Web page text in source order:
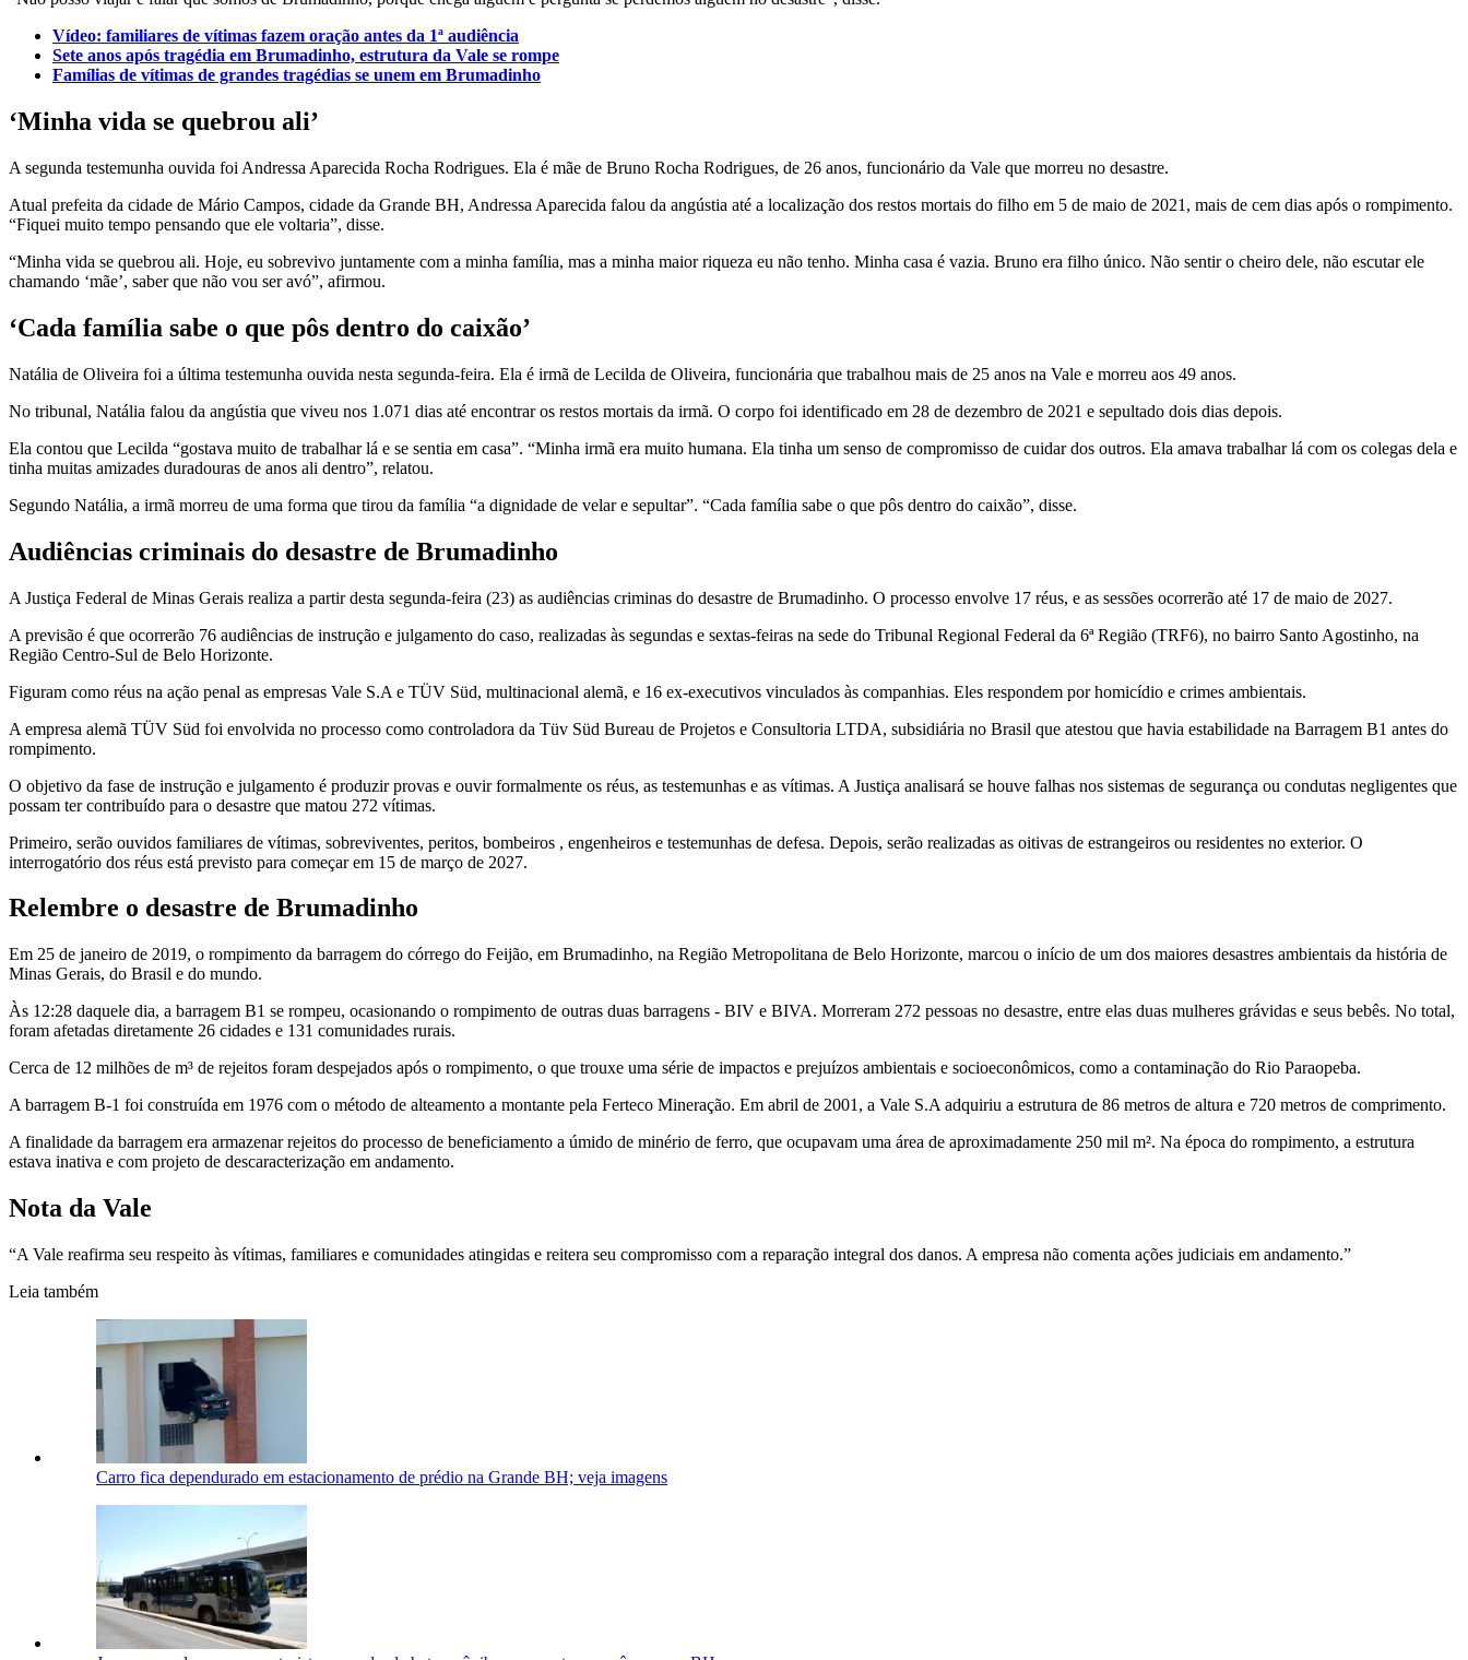
Vídeo: familiares de vítimas fazem oração antes da 1ª audiência
Sete anos após tragédia em Brumadinho, estrutura da Vale se rompe
Famílias de vítimas de grandes tragédias se unem em Brumadinho
‘Minha vida se quebrou ali’
A segunda testemunha ouvida foi Andressa Aparecida Rocha Rodrigues. Ela é mãe de Bruno Rocha Rodrigues, de 26 anos, funcionário da Vale que morreu no desastre.
Atual prefeita da cidade de Mário Campos, cidade da Grande BH, Andressa Aparecida falou da angústia até a localização dos restos mortais do filho em 5 de maio de 2021, mais de cem dias após o rompimento.
“Fiquei muito tempo pensando que ele voltaria”, disse.
“Minha vida se quebrou ali. Hoje, eu sobrevivo juntamente com a minha família, mas a minha maior riqueza eu não tenho. Minha casa é vazia. Bruno era filho único. Não sentir o cheiro dele, não escutar ele
chamando ‘mãe’, saber que não vou ser avó”, afirmou.
‘Cada família sabe o que pôs dentro do caixão’
Natália de Oliveira foi a última testemunha ouvida nesta segunda-feira. Ela é irmã de Lecilda de Oliveira, funcionária que trabalhou mais de 25 anos na Vale e morreu aos 49 anos.
No tribunal, Natália falou da angústia que viveu nos 1.071 dias até encontrar os restos mortais da irmã. O corpo foi identificado em 28 de dezembro de 2021 e sepultado dois dias depois.
Ela contou que Lecilda “gostava muito de trabalhar lá e se sentia em casa”. “Minha irmã era muito humana. Ela tinha um senso de compromisso de cuidar dos outros. Ela amava trabalhar lá com os colegas dela e
tinha muitas amizades duradouras de anos ali dentro”, relatou.
Segundo Natália, a irmã morreu de uma forma que tirou da família “a dignidade de velar e sepultar”. “Cada família sabe o que pôs dentro do caixão”, disse.
Audiências criminais do desastre de Brumadinho
A Justiça Federal de Minas Gerais realiza a partir desta segunda-feira (23) as audiências criminas do desastre de Brumadinho. O processo envolve 17 réus, e as sessões ocorrerão até 17 de maio de 2027.
A previsão é que ocorrerão 76 audiências de instrução e julgamento do caso, realizadas às segundas e sextas-feiras na sede do Tribunal Regional Federal da 6ª Região (TRF6), no bairro Santo Agostinho, na
Região Centro-Sul de Belo Horizonte.
Figuram como réus na ação penal as empresas Vale S.A e TÜV Süd, multinacional alemã, e 16 ex-executivos vinculados às companhias. Eles respondem por homicídio e crimes ambientais.
A empresa alemã TÜV Süd foi envolvida no processo como controladora da Tüv Süd Bureau de Projetos e Consultoria LTDA, subsidiária no Brasil que atestou que havia estabilidade na Barragem B1 antes do
rompimento.
O objetivo da fase de instrução e julgamento é produzir provas e ouvir formalmente os réus, as testemunhas e as vítimas. A Justiça analisará se houve falhas nos sistemas de segurança ou condutas negligentes que
possam ter contribuído para o desastre que matou 272 vítimas.
Primeiro, serão ouvidos familiares de vítimas, sobreviventes, peritos, bombeiros , engenheiros e testemunhas de defesa. Depois, serão realizadas as oitivas de estrangeiros ou residentes no exterior. O
interrogatório dos réus está previsto para começar em 15 de março de 2027.
Relembre o desastre de Brumadinho
Em 25 de janeiro de 2019, o rompimento da barragem do córrego do Feijão, em Brumadinho, na Região Metropolitana de Belo Horizonte, marcou o início de um dos maiores desastres ambientais da história de
Minas Gerais, do Brasil e do mundo.
Às 12:28 daquele dia, a barragem B1 se rompeu, ocasionando o rompimento de outras duas barragens - BIV e BIVA. Morreram 272 pessoas no desastre, entre elas duas mulheres grávidas e seus bebês. No total,
foram afetadas diretamente 26 cidades e 131 comunidades rurais.
Cerca de 12 milhões de m³ de rejeitos foram despejados após o rompimento, o que trouxe uma série de impactos e prejuízos ambientais e socioeconômicos, como a contaminação do Rio Paraopeba.
A barragem B-1 foi construída em 1976 com o método de alteamento a montante pela Ferteco Mineração. Em abril de 2001, a Vale S.A adquiriu a estrutura de 86 metros de altura e 720 metros de comprimento.
A finalidade da barragem era armazenar rejeitos do processo de beneficiamento a úmido de minério de ferro, que ocupavam uma área de aproximadamente 250 mil m². Na época do rompimento, a estrutura
estava inativa e com projeto de descaracterização em andamento.
Nota da Vale
“A Vale reafirma seu respeito às vítimas, familiares e comunidades atingidas e reitera seu compromisso com a reparação integral dos danos. A empresa não comenta ações judiciais em andamento.”
Leia também
Carro fica dependurado em estacionamento de prédio na Grande BH; veja imagens